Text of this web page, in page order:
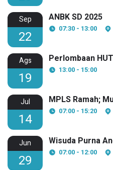
Sep
22
ANBK SD 2025
07:30 - 13:00
Ags
19
Perlombaan
13:00 - 15:00
Jul
14
MPLS Ramah;
07:00 - 15:20
Jun
29
Wisuda Purna
07:00 - 12:00